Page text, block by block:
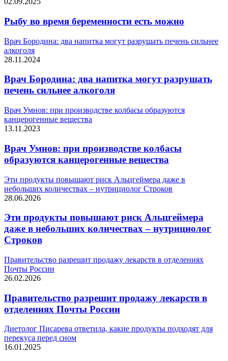
Рыбу во время беременности есть можно
Врач Бородина: два напитка могут разрушать печень сильнее
алкоголя
28.11.2024
Врач Бородина: два напитка могут разрушать
печень сильнее алкоголя
Врач Умнов: при производстве колбасы образуются
канцерогенные вещества
13.11.2023
Врач Умнов: при производстве колбасы
образуются канцерогенные вещества
Эти продукты повышают риск Альцгеймера даже в
небольших количествах – нутрициолог Строков
28.06.2026
Эти продукты повышают риск Альцгеймера
даже в небольших количествах – нутрициолог
Строков
Правительство разрешит продажу лекарств в отделениях
Почты России
26.02.2026
Правительство разрешит продажу лекарств в
отделениях Почты России
Диетолог Писарева ответила, какие продукты подходят для
перекуса перед сном
16.01.2025